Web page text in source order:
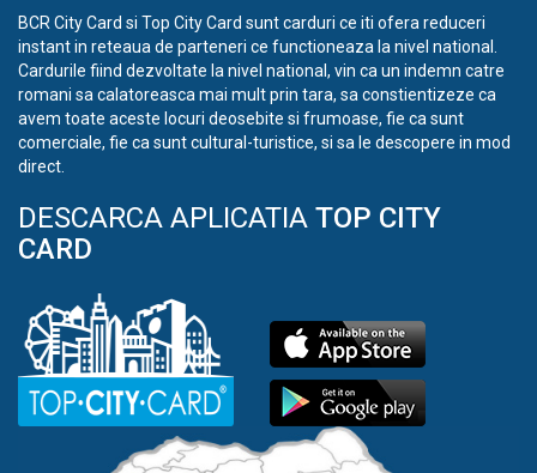
BCR City Card si Top City Card sunt carduri ce iti ofera reduceri
instant in reteaua de parteneri ce functioneaza la nivel national.
Cardurile fiind dezvoltate la nivel national, vin ca un indemn catre
romani sa calatoreasca mai mult prin tara, sa constientizeze ca
avem toate aceste locuri deosebite si frumoase, fie ca sunt
comerciale, fie ca sunt cultural-turistice, si sa le descopere in mod
direct.
DESCARCA APLICATIA TOP CITY
CARD